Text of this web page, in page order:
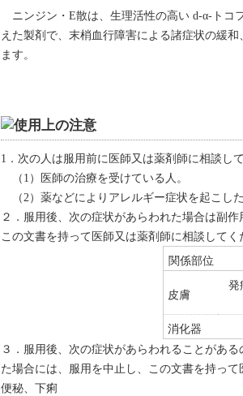
ニンジン・E散は、生理活性の高い d-α-トコ
えた製剤で、末梢血行障害による諸症状の緩
ます。
1．次の人は服用前に医師又は薬剤師に相談し
（1）医師の治療を受けている人。
（2）薬などによりアレルギー症状を起こした
２．服用後、次の症状があらわれた場合は副
この文書を持って医師又は薬剤師に相談してく
関係部位
皮膚
発
消化器
３．服用後、次の症状があらわれることがあ
た場合には、服用を中止し、この文書を持っ
便秘、下痢